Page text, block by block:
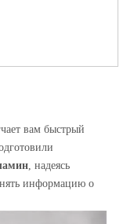
вам быстрый
, надеясь
информацию о